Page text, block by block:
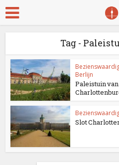
Tag -
Berlijn
Paleistuin
Slot